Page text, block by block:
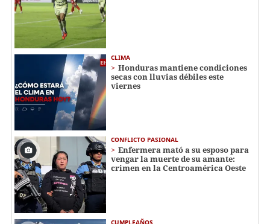
CLIMA
Honduras mantiene condiciones
secas con lluvias débiles este
viernes
CONFLICTO PASIONAL
Enfermera mató a su esposo para
vengar la muerte de su amante:
crimen en la Centroamérica Oeste
CUMPLEAÑOS